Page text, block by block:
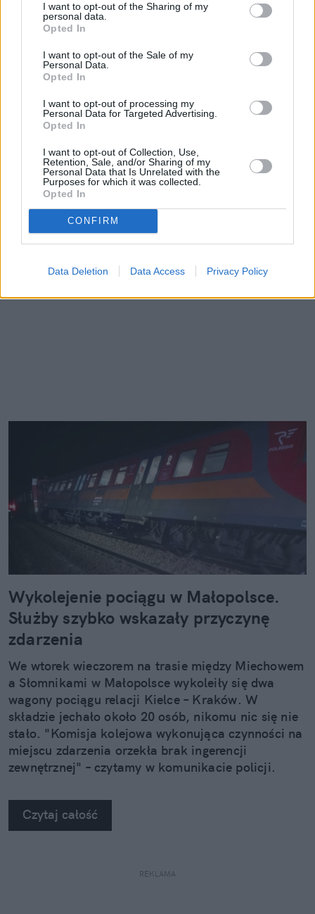
I want to opt-out of the Sharing of my
personal data.
Opted In
I want to opt-out of the Sale of my
Personal Data.
Opted In
I want to opt-out of processing my
Personal Data for Targeted Advertising.
Opted In
I want to opt-out of Collection, Use,
Retention, Sale, and/or Sharing of my
Personal Data that Is Unrelated with the
Purposes for which it was collected.
Opted In
CONFIRM
Data Deletion Data Access Privacy Policy
Wykolejenie pociągu w Małopolsce.
Służby szybko wskazały przyczynę
zdarzenia
We wtorek wieczorem na trasie między Miechowem
a Słomnikami w Małopolsce wykoleiły się dwa
wagony pociągu relacji Kielce – Kraków. W
składzie jechało około 20 osób, nikomu nic się nie
stało. "Komisja kolejowa wykonująca czynności na
miejscu zdarzenia orzekła brak ingerencji
zewnętrznej" – czytamy w komunikacie policji.
Czytaj całość
REKLAMA